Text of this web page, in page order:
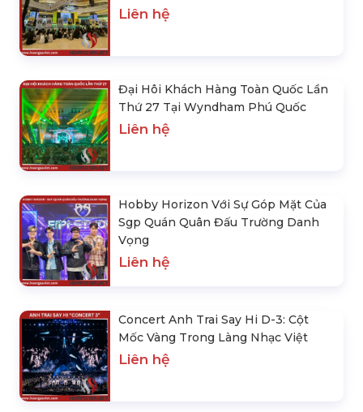
Liên hệ
Đại Hôi Khách Hàng Toàn Quốc Lần
Thứ 27 Tại Wyndham Phú Quốc
Liên hệ
Hobby Horizon Với Sự Góp Mặt Của
Sgp Quán Quân Đấu Trường Danh
Vọng
Liên hệ
Concert Anh Trai Say Hi D-3: Cột
Mốc Vàng Trong Làng Nhạc Việt
Liên hệ